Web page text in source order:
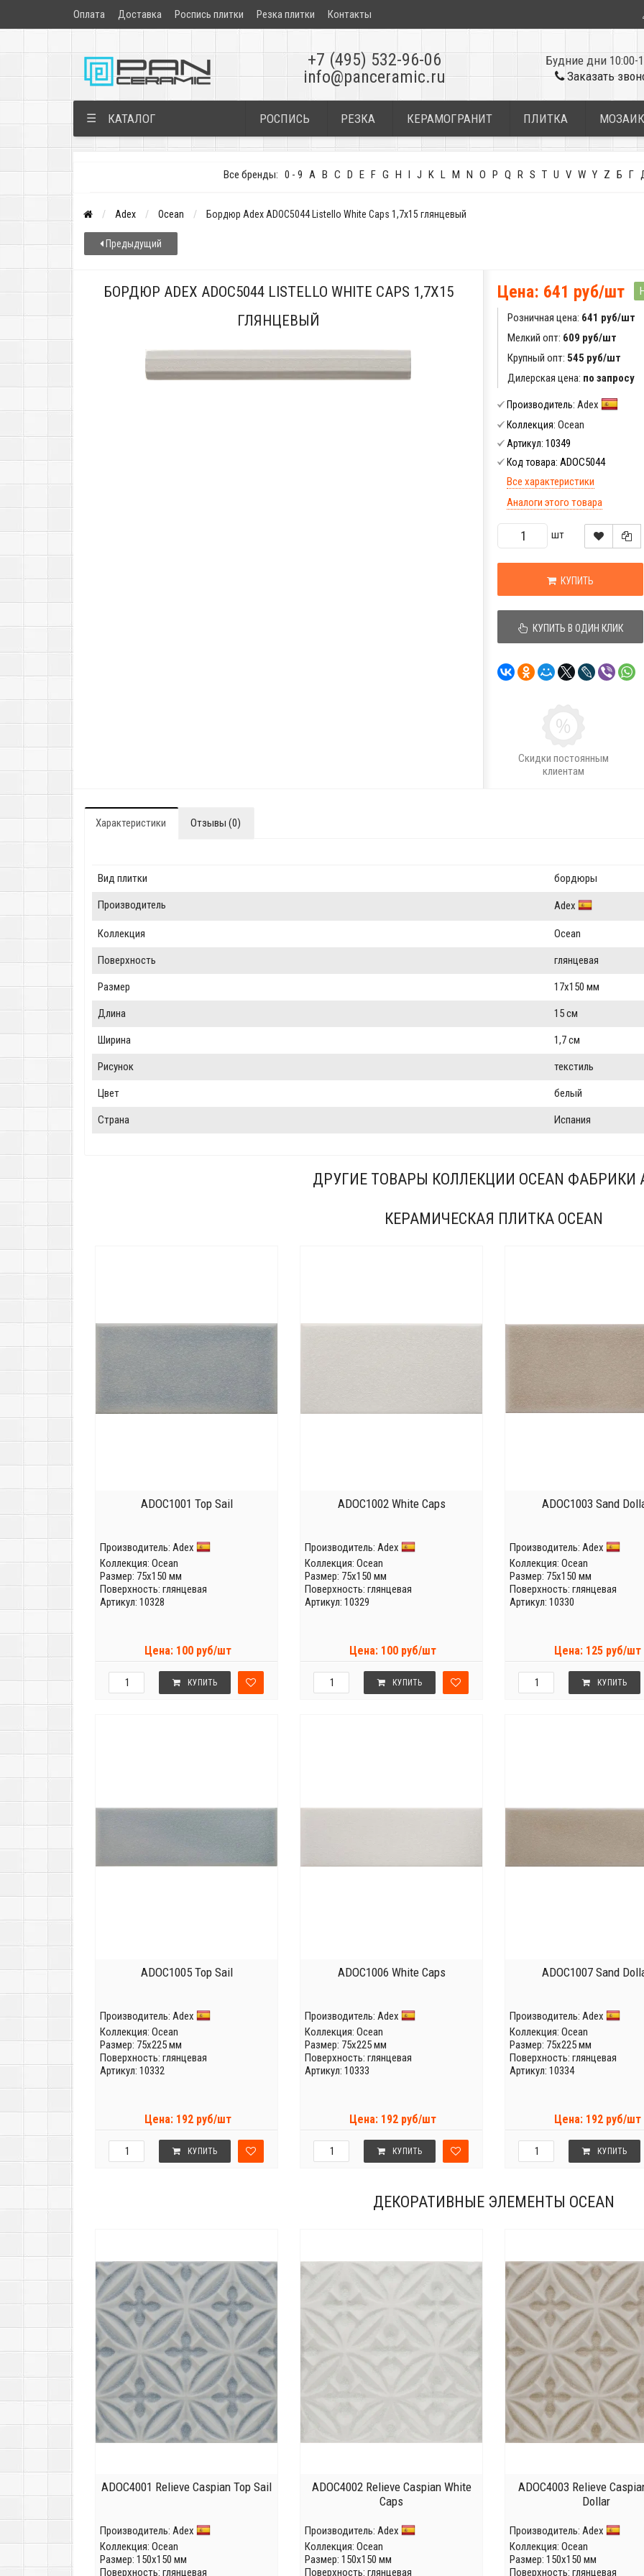
Оплата Доставка Роспись плитки Резка плитки Контакты
+7 (495) 532-96-06
info@panceramic.ru
Будние дни 10:00-
Заказать
☰ КАТАЛОГ РОСПИСЬ РЕЗКА КЕРАМОГРАНИТ ПЛИТКА
Все бренды: 0 - 9 A B C D E F G H I J K L M N O P Q R S T U V W Y Z Б Г
Adex Ocean Бордюр Adex ADOC5044 Listello White Caps 1,7x15 глянцевый
Предыдущий
БОРДЮР ADEX ADOC5044 LISTELLO WHITE CAPS 1,7X15
ГЛЯНЦЕВЫЙ
Цена: 641 руб/шт
Розничная цена: 641 руб/шт
Мелкий опт: 609 руб/шт
Крупный опт: 545 руб/шт
Дилерская цена: по запросу
Производитель: Adex
Коллекция: Ocean
Артикул: 10349
Код товара: ADOC5044
Все характеристики
Аналоги этого товара
шт
КУПИТЬ
КУПИТЬ В ОДИН КЛИК
Скидки постоянным
клиентам
Характеристики Отзывы (0)
Вид плитки бордюры
Производитель Adex
Коллекция Ocean
Поверхность глянцевая
Размер 17x150 мм
Длина 15 см
Ширина 1,7 см
Рисунок текстиль
Цвет белый
Страна Испания
ДРУГИЕ ТОВАРЫ КОЛЛЕКЦИИ OCEAN ФАБРИКИ
КЕРАМИЧЕСКАЯ ПЛИТКА OCEAN
ADOC1001 Top Sail
Производитель: Adex
Коллекция: Ocean
Размер: 75x150 мм
Поверхность: глянцевая
Артикул: 10328
Цена: 100 руб/шт
КУПИТЬ
ADOC1002 White Caps
Производитель: Adex
Коллекция: Ocean
Размер: 75x150 мм
Поверхность: глянцевая
Артикул: 10329
Цена: 100 руб/шт
КУПИТЬ
ADOC1003 Sand
Производитель: Adex
Коллекция: Ocean
Размер: 75x150 мм
Поверхность: глянцевая
Артикул: 10330
Цена: 125 руб/шт
КУПИТЬ
ADOC1005 Top Sail
Производитель: Adex
Коллекция: Ocean
Размер: 75x225 мм
Поверхность: глянцевая
Артикул: 10332
Цена: 192 руб/шт
КУПИТЬ
ADOC1006 White Caps
Производитель: Adex
Коллекция: Ocean
Размер: 75x225 мм
Поверхность: глянцевая
Артикул: 10333
Цена: 192 руб/шт
КУПИТЬ
ADOC1007 Sand
Производитель: Adex
Коллекция: Ocean
Размер: 75x225 мм
Поверхность: глянцевая
Артикул: 10334
Цена: 192 руб/шт
КУПИТЬ
ДЕКОРАТИВНЫЕ ЭЛЕМЕНТЫ OCEAN
ADOC4001 Relieve Caspian Top Sail
Производитель: Adex
Коллекция: Ocean
Размер: 150x150 мм
Поверхность: глянцевая
ADOC4002 Relieve Caspian White
Caps
Производитель: Adex
Коллекция: Ocean
Размер: 150x150 мм
Поверхность: глянцевая
ADOC4003 Relieve
Dollar
Производитель: Adex
Коллекция: Ocean
Размер: 150x150 мм
Поверхность: глянцевая